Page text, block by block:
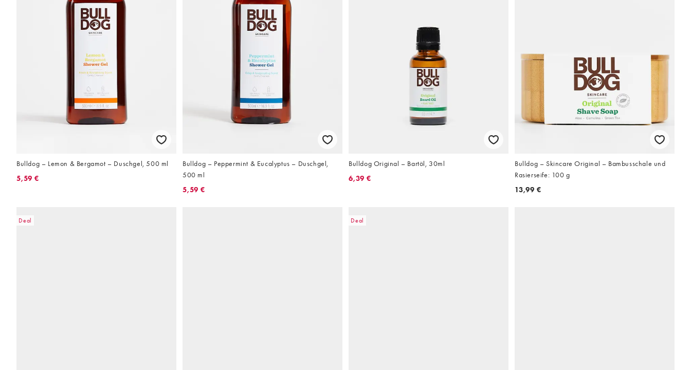
Bulldog – Lemon & Bergamot – Duschgel, 500 ml
5,59 €
Bulldog – Peppermint & Eucalyptus – Duschgel,
500 ml
5,59 €
Bulldog Original – Bartöl, 30ml
6,39 €
Bulldog – Skincare Original – Bambusschale und
Rasierseife: 100 g
13,99 €
Deal Deal